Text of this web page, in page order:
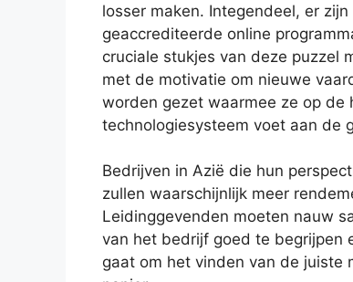
losser maken. Integendeel, er
geaccrediteerde online
cruciale stukjes van deze puzzel
met de motivatie om nieuwe
worden gezet waarmee ze op de
technologiesysteem voet aan de
Bedrijven in Azië die hun
zullen waarschijnlijk meer
Leidinggevenden moeten nauw
van het bedrijf goed te begrijpen
gaat om het vinden van de juiste